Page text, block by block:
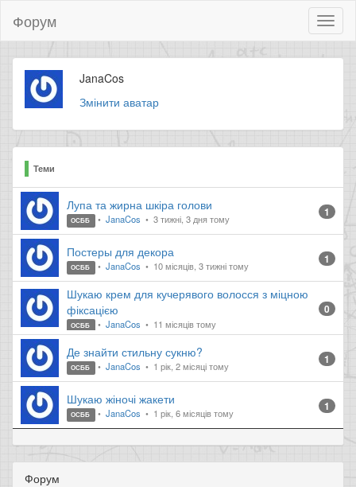
Форум
JanaCos
Змінити аватар
Теми
Лупа та жирна шкіра голови
ОСББ JanaCos 3 тижні, 3 дня тому 1
Постеры для декора
ОСББ JanaCos 10 місяців, 3 тижні тому 1
Шукаю крем для кучерявого волосся з міцною
фіксацією
ОСББ JanaCos 11 місяців тому
0
Де знайти стильну сукню?
ОСББ JanaCos 1 рік, 2 місяці тому 1
Шукаю жіночі жакети
ОСББ JanaCos 1 рік, 6 місяців тому 1
Форум